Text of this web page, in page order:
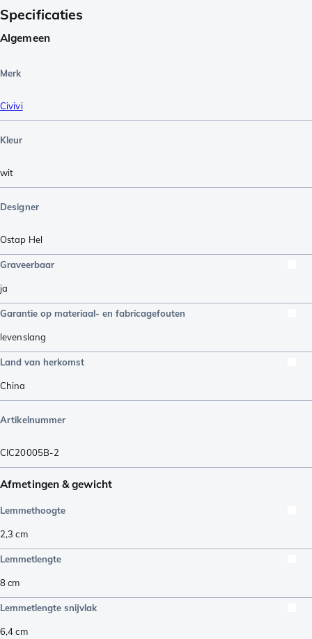
Specificaties
Algemeen
Merk
Civivi
Kleur
wit
Designer
Ostap Hel
Graveerbaar
ja
Garantie op materiaal- en fabricagefouten
levenslang
Land van herkomst
China
Artikelnummer
CIC20005B-2
Afmetingen & gewicht
Lemmethoogte
2,3 cm
Lemmetlengte
8cm
Lemmetlengte snijvlak
6,4cm